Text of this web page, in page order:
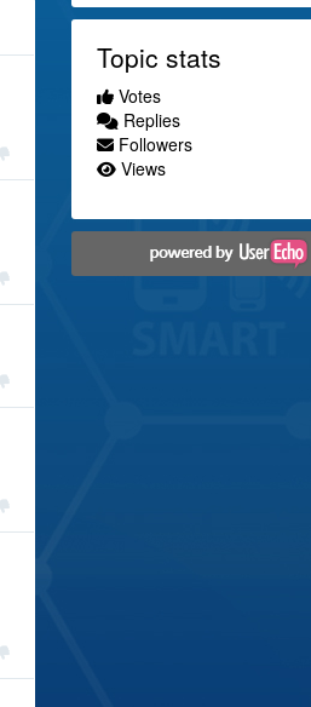
Topic stats
Votes
Replies
Followers
Views